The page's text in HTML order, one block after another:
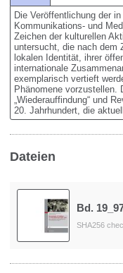
Die Veröffentlichung der
Kommunikations- und
Zeichen der kulturellen
untersucht, die nach dem
lokalen Identität, ihrer
internationale
exemplarisch vertieft
Phänomene vorzustellen.
„Wiederauffindung“ und
20. Jahrhundert, die
Dateien
Bd.
SHA256